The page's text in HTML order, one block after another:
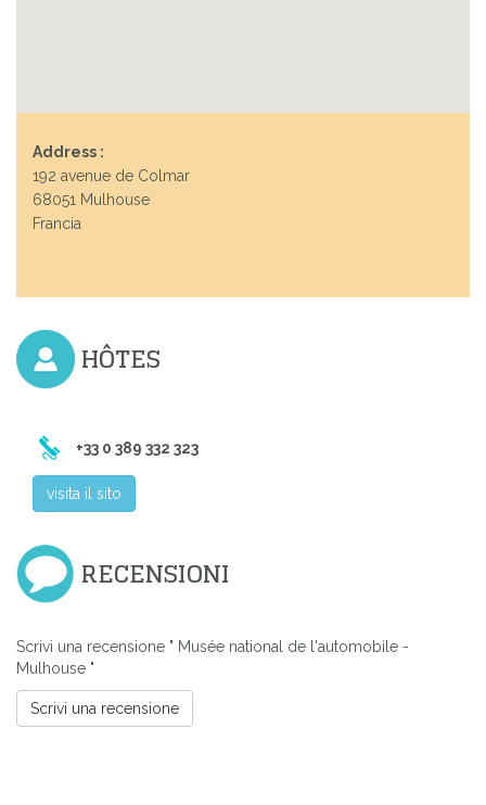
Address :
192 avenue de Colmar
68051 Mulhouse
Francia
HÔTES
+33 0 389 332 323
visita il sito
RECENSIONI
Scrivi una recensione " Musée national de l'automobile -
Mulhouse "
Scrivi una recensione